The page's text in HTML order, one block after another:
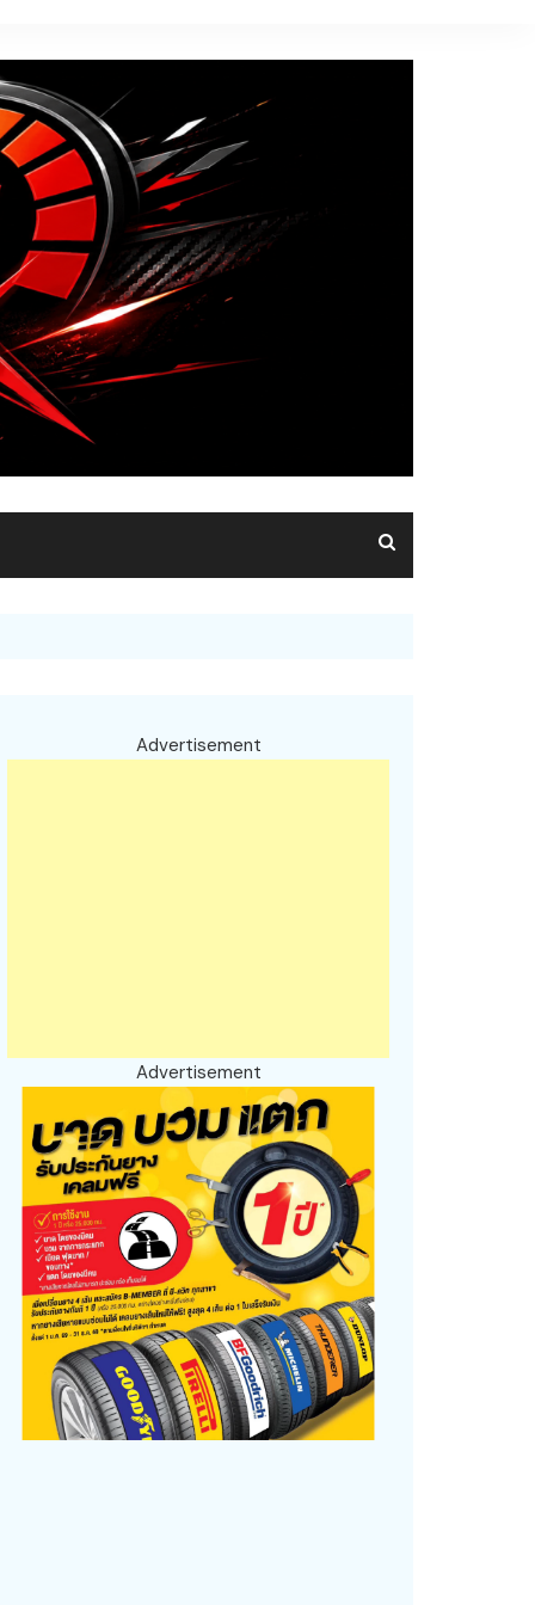
Advertisement
Advertisement